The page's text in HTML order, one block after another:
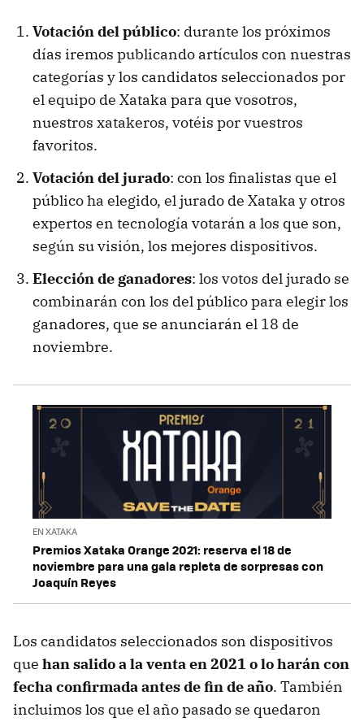
Votación del público: durante los próximos
días iremos publicando artículos con nuestras
categorías y los candidatos seleccionados por
el equipo de Xataka para que vosotros,
nuestros xatakeros, votéis por vuestros
favoritos.
Votación del jurado: con los finalistas que el
público ha elegido, el jurado de Xataka y otros
expertos en tecnología votarán a los que son,
según su visión, los mejores dispositivos.
Elección de ganadores: los votos del jurado se
combinarán con los del público para elegir los
ganadores, que se anunciarán el 18 de
noviembre.
EN XATAKA
Premios Xataka Orange 2021: reserva el 18 de
noviembre para una gala repleta de sorpresas con
Joaquín Reyes
Los candidatos seleccionados son dispositivos
que han salido a la venta en 2021 o lo harán con
fecha confirmada antes de fin de año. También
incluimos los que el año pasado se quedaron